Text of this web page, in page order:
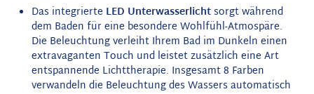
Das integrierte LED Unterwasserlichtsorgt während
dem Baden für eine besondere Wohlfühl-Atmospäre.
Die Beleuchtung verleiht Ihrem Bad im Dunkeln einen
extravaganten Touch und leistet zusätzlich eine Art
entspannende Lichttherapie. Insgesamt 8 Farben
verwandeln die Beleuchtung des Wassers automatisch